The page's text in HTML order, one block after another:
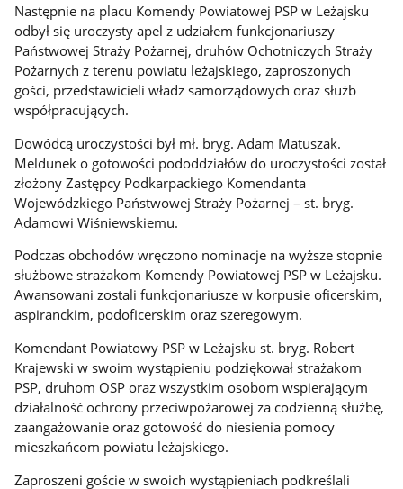
Następnie na placu Komendy Powiatowej PSP w Leżajsku
odbył się uroczysty apel z udziałem funkcjonariuszy
Państwowej Straży Pożarnej, druhów Ochotniczych Straży
Pożarnych z terenu powiatu leżajskiego, zaproszonych
gości, przedstawicieli władz samorządowych oraz służb
współpracujących.
Dowódcą uroczystości był mł. bryg. Adam Matuszak.
Meldunek o gotowości pododdziałów do uroczystości został
złożony Zastępcy Podkarpackiego Komendanta
Wojewódzkiego Państwowej Straży Pożarnej – st. bryg.
Adamowi Wiśniewskiemu.
Podczas obchodów wręczono nominacje na wyższe stopnie
służbowe strażakom Komendy Powiatowej PSP w Leżajsku.
Awansowani zostali funkcjonariusze w korpusie oficerskim,
aspiranckim, podoficerskim oraz szeregowym.
Komendant Powiatowy PSP w Leżajsku st. bryg. Robert
Krajewski w swoim wystąpieniu podziękował strażakom
PSP, druhom OSP oraz wszystkim osobom wspierającym
działalność ochrony przeciwpożarowej za codzienną służbę,
zaangażowanie oraz gotowość do niesienia pomocy
mieszkańcom powiatu leżajskiego.
Zaproszeni goście w swoich wystąpieniach podkreślali